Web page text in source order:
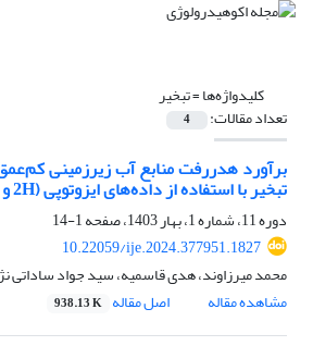
کلیدواژه‌ها =تبخیر
تعداد مقالات: 4
برآورد هدررفت منابع آب زیرزمینی
تبخیر با استفاده از داده‌های ایزوتوپی (2H و 18O)
دوره 11، شماره 1، بهار 1403، صفحه
1-14
10.22059/ije.2024.377951.1827
محمد میرزاوند، هدی قاسمیه، سید جواد ساداتی
مشاهده مقاله
اصل مقاله 938.13 K